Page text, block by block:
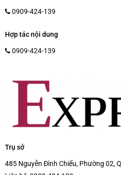
0909-424-139
Hợp tác nội dung
0909-424-139
Trụ sở
485 Nguyễn Đình Chiểu, Phường 02,